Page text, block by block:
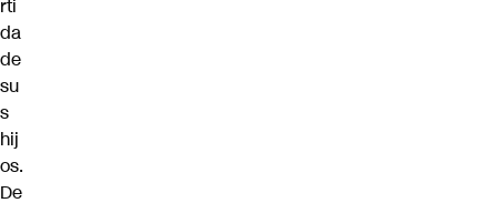
rti
da
de
su
s
hij
os.
De